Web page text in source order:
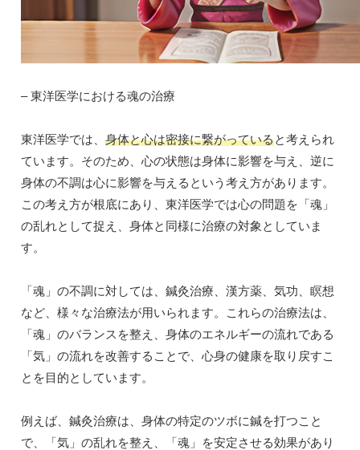
– 東洋医学における魂の治療
東洋医学では、 身体と心は密接に繋がっていると考えられ
ています。そのため、心の状態は身体に影響を与え、逆に
身体の不調は心に影響を与えるという考え方があります。
この考え方が根底にあり、東洋医学では心の問題を「魂」
の乱れとして捉え、身体と同様に治療の対象としていま
す。
「魂」の不調に対しては、鍼灸治療、漢方薬、気功、瞑想
など、様々な治療法が用いられます。これらの治療法は、
「魂」のバランスを整え、身体のエネルギーの流れである
「気」の流れを改善することで、心身の健康を取り戻すこ
とを目的としています。
例えば、鍼灸治療は、身体の特定のツボに鍼を打つこと
で、「気」の乱れを整え、「魂」を安定させる効果があり